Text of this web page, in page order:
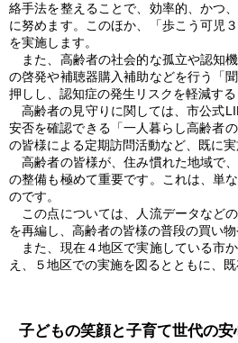
絡手法を整えることで、効率的、かつ
に努めます。このほか、「歩こう可児
を実施します。
また、高齢者の社会的な孤立や認知
の啓発や補聴器購入補助などを行う「
押しし、認知症の発生リスクを軽減す
高齢者の見守りに関しては、市公式
安否を確認できる「一人暮らし高齢者
の皆様による定期訪問活動など、既に
高齢者の皆様が、住み慣れた地域で
の整備も極めて重要です。これは、単
のです。
この点については、人流データなど
を再編し、高齢者の皆様の普段の買い
また、現在４地区で実施している市
え、５地区での実施を図るとともに、
子どもの笑顔と子育て世代の安